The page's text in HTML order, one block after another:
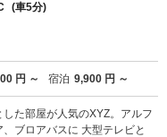
(車5分)
円 ～ 宿泊 9,900 円 ～
た部屋が人気のXYZ。アルフ
ブロアバスに 大型テレビと